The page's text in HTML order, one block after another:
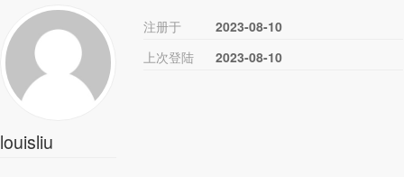
louisliu
注册于
2023-08-10
上次登陆
2023-08-10